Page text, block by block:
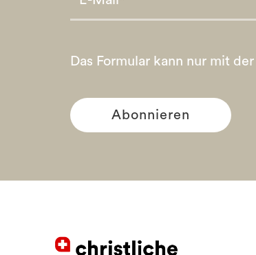
Das Formular kann nur mit